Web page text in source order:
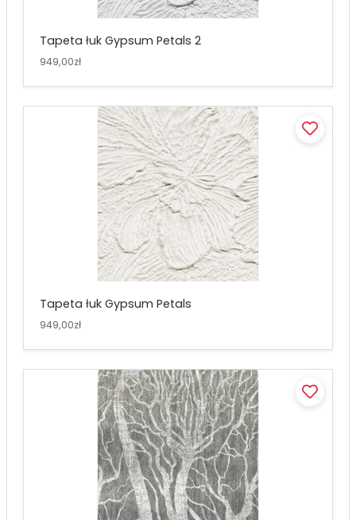
Tapeta łuk Gypsum Petals 2
949,00zł
Tapeta łuk Gypsum Petals
949,00zł